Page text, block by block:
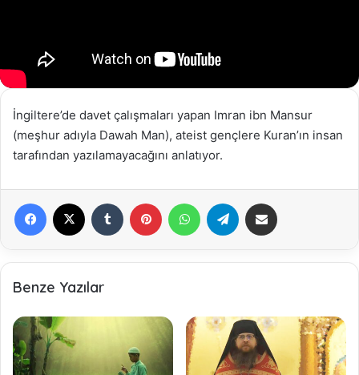
İngiltere’de davet çalışmaları yapan Imran ibn Mansur
(meşhur adıyla Dawah Man), ateist gençlere Kuran’ın insan
tarafından yazılamayacağını anlatıyor.
Benze Yazılar